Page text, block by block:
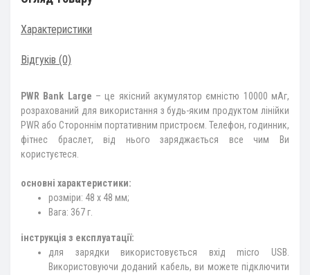
Характеристики
Відгуків (0)
PWR Bank Large – це якісний акумулятор ємністю 10000 мАг,
розрахований для використання з будь-яким продуктом лінійки
PWR або Стороннім портативним пристроєм. Телефон, годинник,
фітнес браслет, від нього заряджається все чим Ви
користуєтеся.
основні характеристики:
розміри: 48 x 48 мм;
Вага: 367 г.
інструкція з експлуатації:
для зарядки використовується вхід micro USB.
Використовуючи доданий кабель, ви можете підключити